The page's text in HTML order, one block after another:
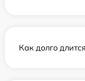
Как долго